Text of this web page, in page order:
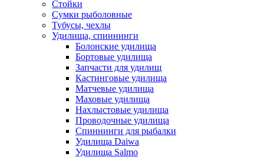
Стойки
Сумки рыболовные
Тубусы, чехлы
Удилища, спиннинги
Болонские удилища
Бортовые удилища
Запчасти для удилищ
Кастинговые удилища
Матчевые удилища
Маховые удилища
Нахлыстовые удилища
Проводочные удилища
Спиннинги для рыбалки
Удилища Daiwa
Удилища Salmo